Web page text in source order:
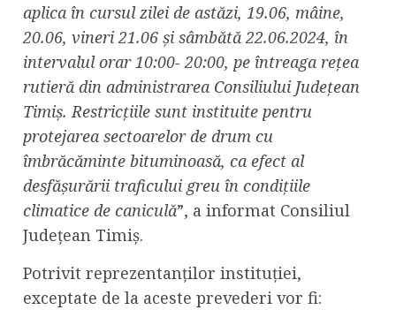
aplica în cursul zilei de astăzi, 19.06, mâine,
20.06, vineri 21.06 și sâmbătă 22.06.2024, în
intervalul orar 10:00- 20:00, pe întreaga rețea
rutieră din administrarea Consiliului Județean
Timiș. Restricțiile sunt instituite pentru
protejarea sectoarelor de drum cu
îmbrăcăminte bituminoasă, ca efect al
desfășurării traficului greu în condițiile
climatice de caniculă”, a informat Consiliul
Județean Timiș.
Potrivit reprezentanților instituției,
exceptate de la aceste prevederi vor fi: